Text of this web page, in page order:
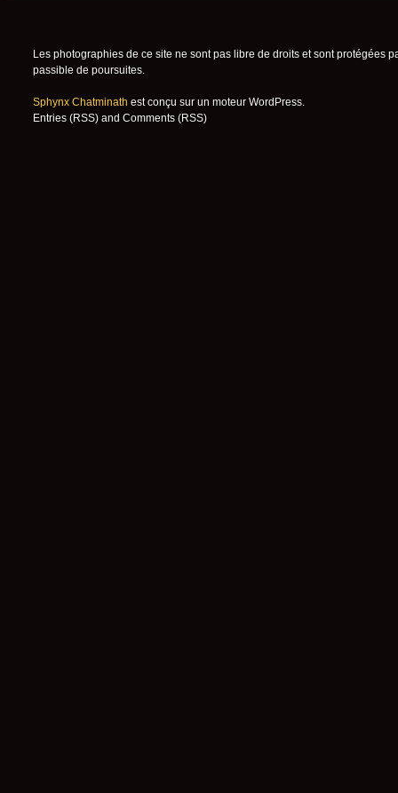
Les photographies de ce site ne sont pas libre de droits et sont protégées
passible de poursuites.
Sphynx Chatminath est conçu sur un moteur WordPress.
Entries (RSS)and Comments (RSS)